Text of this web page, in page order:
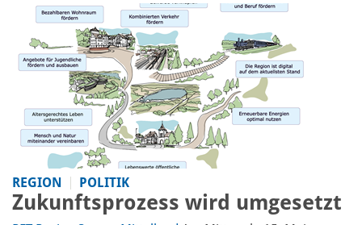
REGION POLITIK
Zukunftsprozess wird umgesetzt